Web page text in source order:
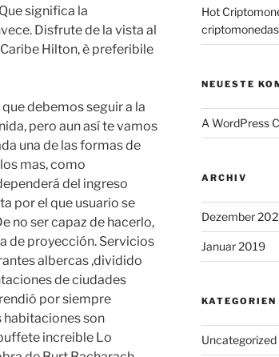
significa la
Disfrute de la vista al
Hilton, è preferibile
debemos seguir a la
pero aun así te vamos
una de las formas de
mas, como
del ingreso
por el que usuario se
no ser capaz de hacerlo,
de proyección. Servicios
albercas ,dividido
de ciudades
por siempre
habitaciones son
increible Lo
Hot
criptomonedas
NEUESTE
A WordPress
ARCHIV
Dezember
Januar 2019
KATEGORIEN
Uncategorized